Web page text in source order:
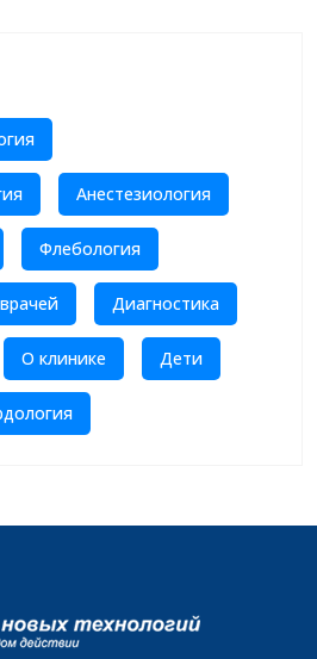
Анестезиология
Флебология
Диагностика
О клинике Дети